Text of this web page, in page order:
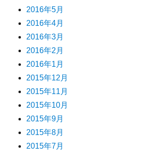
2016年5月
2016年4月
2016年3月
2016年2月
2016年1月
2015年12月
2015年11月
2015年10月
2015年9月
2015年8月
2015年7月